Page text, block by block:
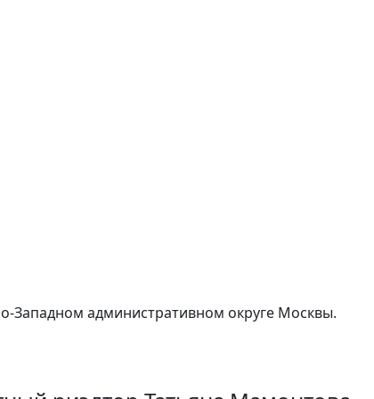
Западном административном округе Москвы.